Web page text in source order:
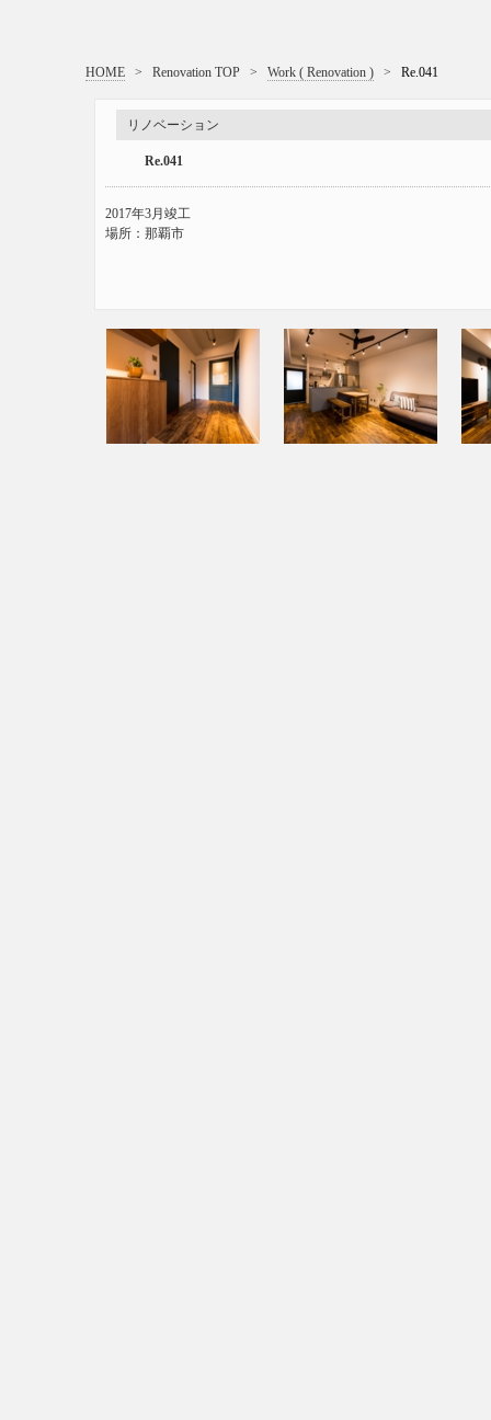
HOME > Renovation TOP > Work ( Renovation ) > Re.041
リノベーション
Re.041
2017年3月竣工
場所：那覇市